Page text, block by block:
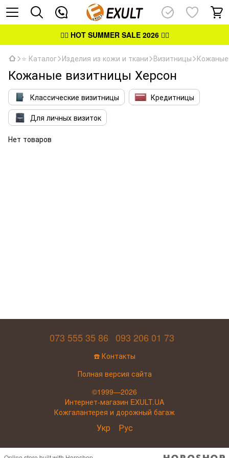
👉🏻 HOT SUMMER SALE 2026👈🏻
⭐ Каталог Изделия из кожи и ткани Визитницы
Кожаные визитницы Херсон
Классические визитницы
Кредитницы
Для личных визиток
Нет товаров
073 555 35 86 093 206 01 73
☎️ Контакты
Полная версия сайта
©1999—2026
Интернет-магазин EXULT.UA
Кожгалантерея и дорожный багаж
Укр Рус